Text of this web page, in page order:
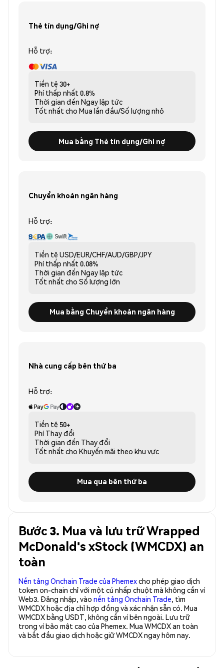
Thẻ tín dụng/Ghi nợ
Hỗ trợ:
Tiền tệ 30+
Phí thấp nhất 0.8%
Thời gian đến Ngay lập tức
Tốt nhất cho Mua lần đầu/Số lượng nhỏ
Mua bằng Thẻ tín dụng/Ghi nợ
Chuyển khoản ngân hàng
Hỗ trợ:
Tiền tệ USD/EUR/CHF/AUD/GBP/JPY
Phí thấp nhất 0.08%
Thời gian đến Ngay lập tức
Tốt nhất cho Số lượng lớn
Mua bằng Chuyển khoản ngân hàng
Nhà cung cấp bên thứ ba
Hỗ trợ:
Tiền tệ 50+
Phí Thay đổi
Thời gian đến Thay đổi
Tốt nhất cho Khuyến mãi theo khu vực
Mua qua bên thứ ba
Bước 3. Mua và lưu trữ Wrapped
McDonald's xStock (WMCDX) an
toàn
Nền tảng Onchain Trade của Phemexcho phép giao dịch
token on-chain chỉ với một cú nhấp chuột mà không cần ví
Web3. Đăng nhập, vào nền tảng Onchain Trade, tìm
WMCDX hoặc địa chỉ hợp đồng và xác nhận sẵn có. Mua
WMCDX bằng USDT, không cần ví bên ngoài. Lưu trữ
trong ví bảo mật cao của Phemex. Mua WMCDX an toàn
và bắt đầu giao dịch hoặc giữ WMCDX ngay hôm nay.